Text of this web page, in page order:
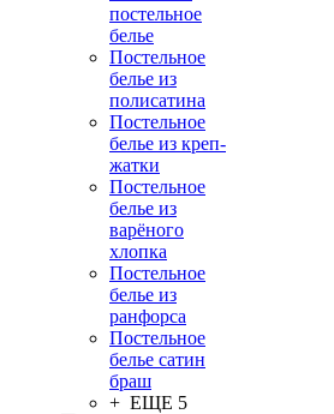
постельное
белье
Постельное
белье из
полисатина
Постельное
белье из креп-
жатки
Постельное
белье из
варёного
хлопка
Постельное
белье из
ранфорса
Постельное
белье сатин
браш
+ ЕЩЕ 5